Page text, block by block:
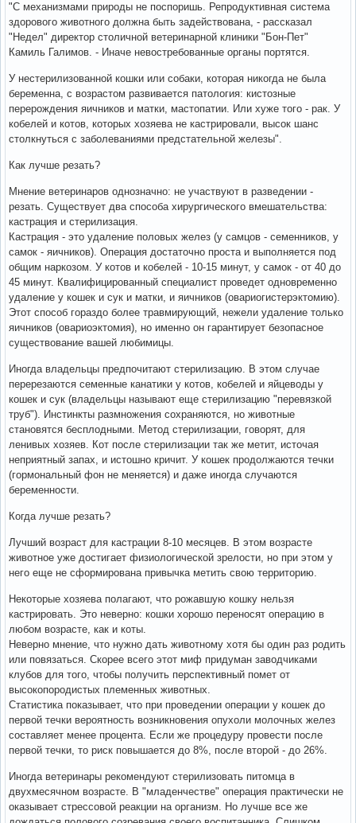
"С механизмами природы не поспоришь. Репродуктивная система
здорового животного должна быть задействована, - рассказал
"Недел" директор столичной ветеринарной клиники "Бон-Пет"
Камиль Галимов. - Иначе невостребованные органы портятся.
У нестерилизованной кошки или собаки, которая никогда не была
беременна, с возрастом развивается патология: кистозные
перерождения яичников и матки, мастопатии. Или хуже того - рак. У
кобелей и котов, которых хозяева не кастрировали, высок шанс
столкнуться с заболеваниями предстательной железы".
Как лучше резать?
Мнение ветеринаров однозначно: не участвуют в разведении -
резать. Существует два способа хирургического вмешательства:
кастрация и стерилизация.
Кастрация - это удаление половых желез (у самцов - семенников, у
самок - яичников). Операция достаточно проста и выполняется под
общим наркозом. У котов и кобелей - 10-15 минут, у самок - от 40 до
45 минут. Квалифицированный специалист проведет одновременно
удаление у кошек и сук и матки, и яичников (овариогистерэктомию).
Этот способ гораздо более травмирующий, нежели удаление только
яичников (овариоэктомия), но именно он гарантирует безопасное
существование вашей любимицы.
Иногда владельцы предпочитают стерилизацию. В этом случае
перерезаются семенные канатики у котов, кобелей и яйцеводы у
кошек и сук (владельцы называют еще стерилизацию "перевязкой
труб"). Инстинкты размножения сохраняются, но животные
становятся бесплодными. Метод стерилизации, говорят, для
ленивых хозяев. Кот после стерилизации так же метит, источая
неприятный запах, и истошно кричит. У кошек продолжаются течки
(гормональный фон не меняется) и даже иногда случаются
беременности.
Когда лучше резать?
Лучший возраст для кастрации 8-10 месяцев. В этом возрасте
животное уже достигает физиологической зрелости, но при этом у
него еще не сформирована привычка метить свою территорию.
Некоторые хозяева полагают, что рожавшую кошку нельзя
кастрировать. Это неверно: кошки хорошо переносят операцию в
любом возрасте, как и коты.
Неверно мнение, что нужно дать животному хотя бы один раз родить
или повязаться. Скорее всего этот миф придуман заводчиками
клубов для того, чтобы получить перспективный помет от
высокопородистых племенных животных.
Статистика показывает, что при проведении операции у кошек до
первой течки вероятность возникновения опухоли молочных желез
составляет менее процента. Если же процедуру провести после
первой течки, то риск повышается до 8%, после второй - до 26%.
Иногда ветеринары рекомендуют стерилизовать питомца в
двухмесячном возрасте. В "младенчестве" операция практически не
оказывает стрессовой реакции на организм. Но лучше все же